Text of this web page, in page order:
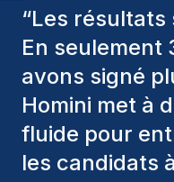
“Les
toujours pris
divers critères
les bons
nous avons
parmi nous, et